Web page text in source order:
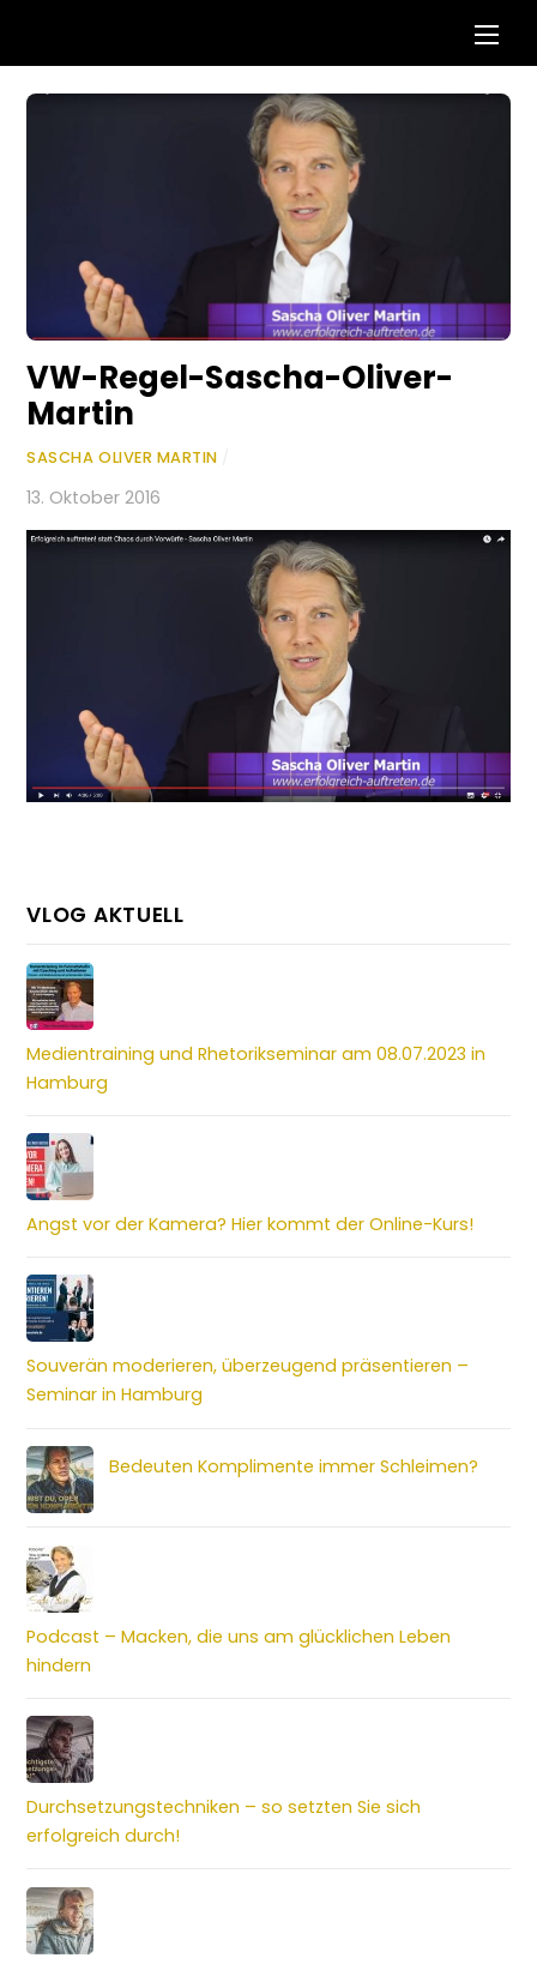
content
VW-Regel-Sascha-Oliver-
Martin
SASCHA OLIVER MARTIN
13. Oktober 2016
VLOG AKTUELL
Medientraining und Rhetorikseminar am 08.07.2023 in
Hamburg
Angst vor der Kamera? Hier kommt der Online-Kurs!
Souverän moderieren, überzeugend präsentieren –
Seminar in Hamburg
Bedeuten Komplimente immer Schleimen?
Podcast – Macken, die uns am glücklichen Leben
hindern
Durchsetzungstechniken – so setzten Sie sich
erfolgreich durch!